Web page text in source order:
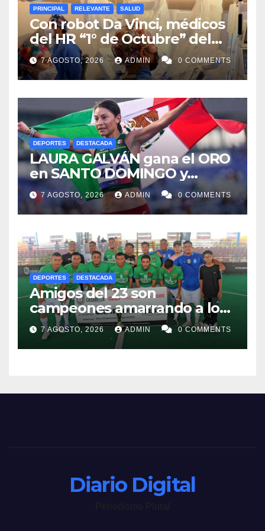
PRINCIPAL RELEVANTE SALUD
Con robot Da Vinci, médicos
del HR “1° de Octubre” del
ISSSTE retiran tumor renal a
paciente de 72 años
7 AGOSTO, 2026 ADMIN 0 COMMENTS
DEPORTES DESTACADA
LAURA GALVÁN gana el ORO
en SANTO DOMINGO y
dedica Medalla a sus padres
fallecidos
7 AGOSTO, 2026 ADMIN 0 COMMENTS
DEPORTES DESTACADA
Amigos del 23 son
campeones amarrando a los
“Perros Bravos”
7 AGOSTO, 2026 ADMIN 0 COMMENTS
Diario Digital